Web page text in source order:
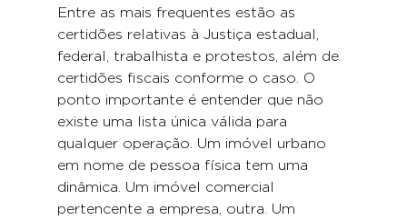
Entre as mais frequentes estão as
certidões relativas à Justiça estadual,
federal, trabalhista e protestos, além de
certidões fiscais conforme o caso. O
ponto importante é entender que não
existe uma lista única válida para
qualquer operação. Um imóvel urbano
em nome de pessoa física tem uma
dinâmica. Um imóvel comercial
pertencente a empresa, outra. Um